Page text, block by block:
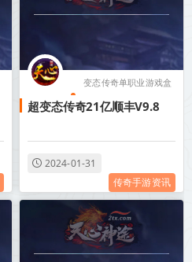
变态传奇单职业游戏盒
子
变态传奇装备带极品属
性
超变态传奇21亿顺丰V9.8
2024-01-31
传奇手游资讯